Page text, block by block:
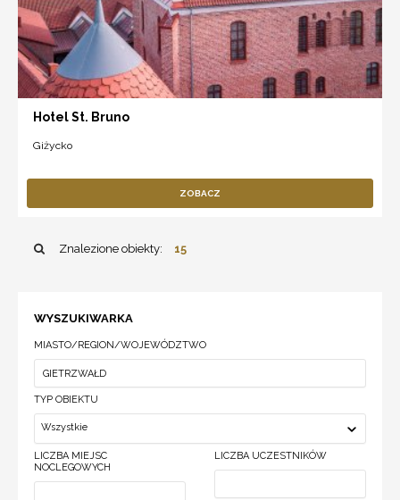
Hotel St. Bruno
Giżycko
ZOBACZ
Znalezione obiekty: 15
WYSZUKIWARKA
MIASTO/REGION/WOJEWÓDZTWO
TYP OBIEKTU
Wszystkie
LICZBA MIEJSC
NOCLEGOWYCH
LICZBA UCZESTNIKÓW